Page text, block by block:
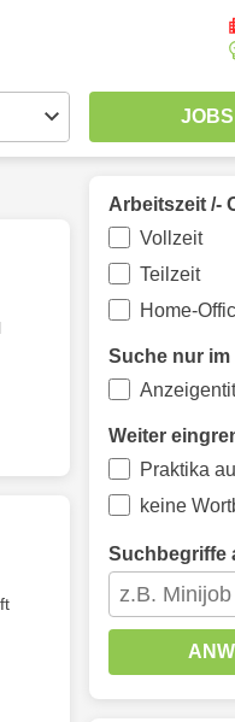
Arbeitszeit /-
Vollzeit
Teilzeit
Home-
Suche nur im
Weiter
Praktika
keine
Suchbegriffe